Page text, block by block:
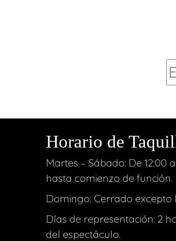
Horario de
Martes – Sábado: De 12:00
hasta comienzo de función.
Domingo: Cerrado excepto
Días de representación: 2
del espectáculo.